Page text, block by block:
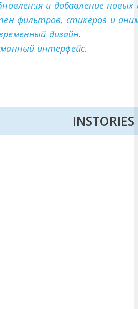
и добавление
фильтров, стикеров и
дизайн.
интерфейс.
INSTORIES